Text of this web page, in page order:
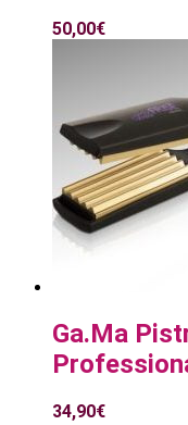
50,00€
Ga.Ma
34,90€